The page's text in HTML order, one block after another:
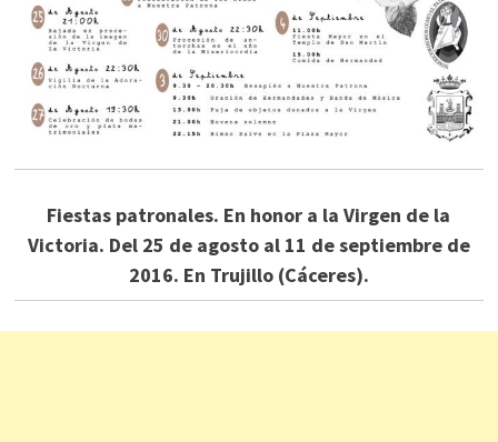
Fiestas patronales. En honor a la Virgen de la
Victoria. Del 25 de agosto al 11 de septiembre de
2016. En Trujillo (Cáceres).